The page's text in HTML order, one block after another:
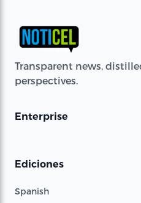
Transparent news,
perspectives.
Enterprise
Ediciones
Spanish